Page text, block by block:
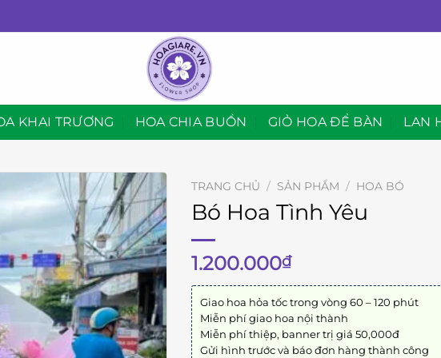
KHAI TRƯƠNG HOA CHIA BUỒN GIỎ HOA ĐỂ BÀN LAN
TRANG CHỦ / SẢN PHẨM / HOA BÓ
Bó Hoa Tình Yêu
1.200.000₫
Giao hoa hỏa tốc trong vòng 60 – 120 phút
Miễn phí giao hoa nội thành
Miễn phí thiệp, banner trị giá 50,000đ
Gửi hình trước và báo đơn hàng thành công